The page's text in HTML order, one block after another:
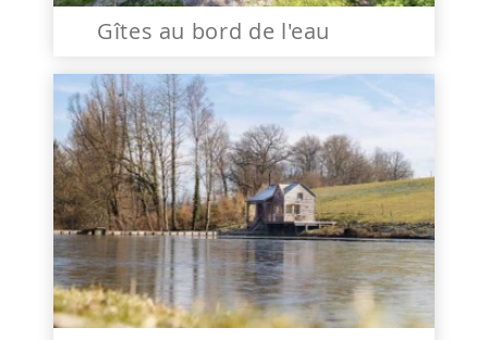
Gîtes au bord de l'eau